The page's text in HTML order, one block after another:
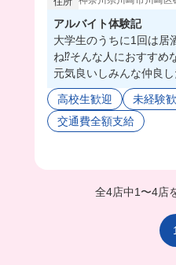
アルバイト体験記
大学生のうちに1回は居
ね⁉️そんな人におすすめ
元気良いしみんな仲良
ないが美味しい🥹👍
池袋の某大学生も働い
皆んなも一緒に働こー🍻
高校生歓迎 未経験
交通費全額支給
全4店中1〜4店